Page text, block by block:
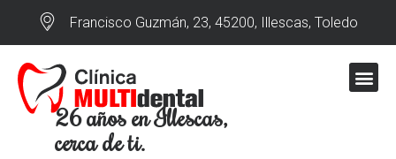
Francisco Guzmán, 23, 45200, Illescas, Toledo
26 años en Illescas,
cerca de ti.